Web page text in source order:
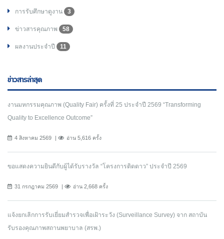
การรับศึกษาดูงาน 3
ข่าวสารคุณภาพ 58
ผลงานประจำปี 11
ข่าวสารล่าสุด
งานมหกรรมคุณภาพ (Quality Fair) ครั้งที่ 25 ประจำปี 2569 “Transforming
Quality to Excellence Outcome”
4 สิงหาคม 2569 อ่าน 5,616 ครั้ง
ขอแสดงความยินดีกับผู้ได้รับรางวัล “โครงการติดดาว” ประจำปี 2569
31 กรกฎาคม 2569 อ่าน 2,668 ครั้ง
แจ้งยกเลิกการรับเยี่ยมสำรวจเพื่อเฝ้าระวัง (Surveillance Survey) จาก สถาบัน
รับรองคุณภาพสถานพยาบาล (สรพ.)